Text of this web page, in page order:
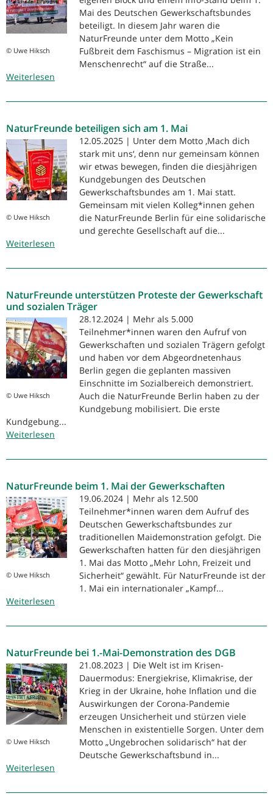
© Uwe Hiksch
Mai des Deutschen Gewerkschaftsbundes
beteiligt. In diesem Jahr waren die
NaturFreunde unter dem Motto „Kein
Fußbreit dem Faschismus – Migration ist ein
Menschenrecht“ auf die Straße...
Weiterlesen
beim
Mai
NaturFreunde beteiligen sich am 1. Mai
© Uwe Hiksch
12.05.2025 | Unter dem Motto ‚Mach dich
stark mit uns‘, denn nur gemeinsam können
wir etwas bewegen, finden die diesjährigen
Kundgebungen des Deutschen
Gewerkschaftsbundes am 1. Mai statt.
Gemeinsam mit vielen Kolleg*innen gehen
die NaturFreunde Berlin für eine solidarische
und gerechte Gesellschaft auf die...
Weiterlesen
beteiligen
am
1.
Mai
NaturFreunde unterstützen Proteste der Gewerkschaft
und sozialen Träger
© Uwe Hiksch
28.12.2024 | Mehr als 5.000
Teilnehmer*innen waren den Aufruf von
Gewerkschaften und sozialen Trägern gefolgt
und haben vor dem Abgeordnetenhaus
Berlin gegen die geplanten massiven
Einschnitte im Sozialbereich demonstriert.
Auch die NaturFreunde Berlin haben zu der
Kundgebung mobilisiert. Die erste
Kundgebung...
Weiterlesen
unterstützen
der
Gewerkschaft
und
sozialen
Träger
NaturFreunde beim 1. Mai der Gewerkschaften
© Uwe Hiksch
19.06.2024 | Mehr als 12.500
Teilnehmer*innen waren dem Aufruf des
Deutschen Gewerkschaftsbundes zur
traditionellen Maidemonstration gefolgt. Die
Gewerkschaften hatten für den diesjährigen
1. Mai das Motto „Mehr Lohn, Freizeit und
Sicherheit“ gewählt. Für NaturFreunde ist der
1. Mai ein internationaler „Kampf...
Weiterlesen
beim
Mai
der
Gewerkschaften
NaturFreunde bei 1.-Mai-Demonstration des DGB
© Uwe Hiksch
21.08.2023 | Die Welt ist im Krisen-
Dauermodus: Energiekrise, Klimakrise, der
Krieg in der Ukraine, hohe Inflation und die
Auswirkungen der Corona-Pandemie
erzeugen Unsicherheit und stürzen viele
Menschen in existentielle Sorgen. Unter dem
Motto „Ungebrochen solidarisch“ hat der
Deutsche Gewerkschaftsbund in...
Weiterlesen
bei